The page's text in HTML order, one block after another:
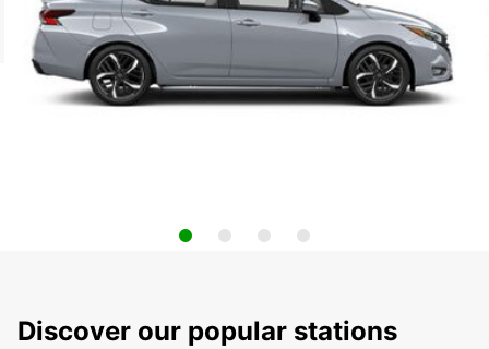
Discover our popular stations